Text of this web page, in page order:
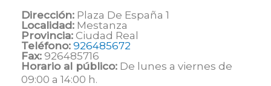
Dirección: Plaza De España 1
Localidad: Mestanza
Provincia: Ciudad Real
Teléfono: 926485672
Fax: 926485716
Horario al público: De lunes a viernes de
09:00 a 14:00 h.